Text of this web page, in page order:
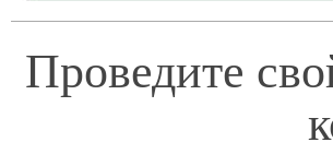
Проведите